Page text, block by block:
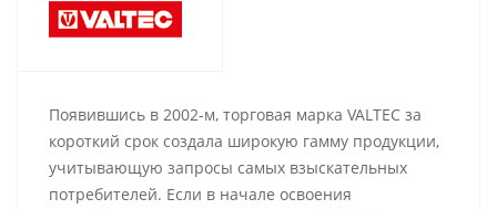
Появившись в 2002-м, торговая марка VALTEC за
короткий срок создала широкую гамму продукции,
учитывающую запросы самых взыскательных
потребителей. Если в начале освоения